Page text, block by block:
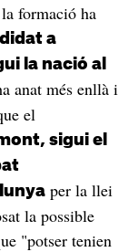
formació ha
a
la nació al
anat més enllà i
el
sigui el
per la llei
la possible
"potser tenien